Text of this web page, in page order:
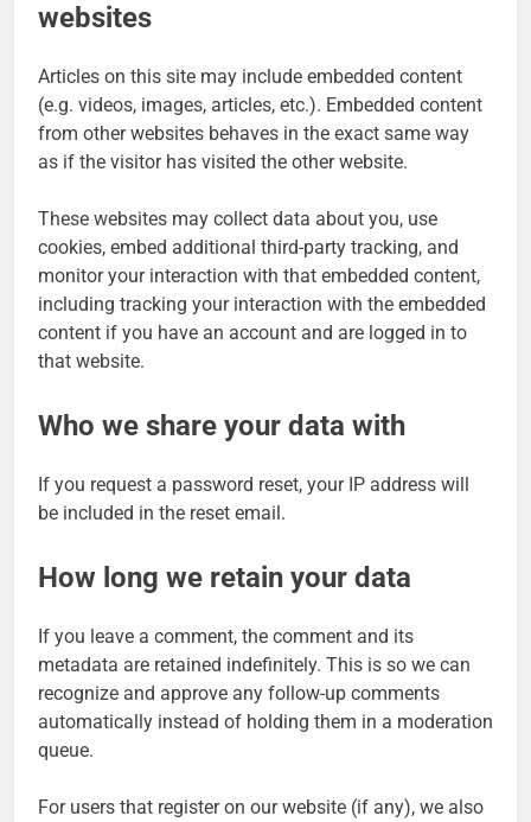
websites
Articles on this site may include embedded content
(e.g. videos, images, articles, etc.). Embedded content
from other websites behaves in the exact same way
as if the visitor has visited the other website.
These websites may collect data about you, use
cookies, embed additional third-party tracking, and
monitor your interaction with that embedded content,
including tracking your interaction with the embedded
content if you have an account and are logged in to
that website.
Who we share your data with
If you request a password reset, your IP address will
be included in the reset email.
How long we retain your data
If you leave a comment, the comment and its
metadata are retained indefinitely. This is so we can
recognize and approve any follow-up comments
automatically instead of holding them in a moderation
queue.
For users that register on our website (if any), we also